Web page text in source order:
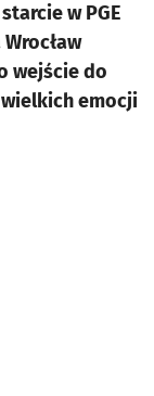
w PGE
wejście do
wielkich emocji